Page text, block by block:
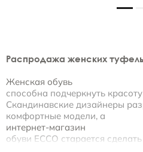
Распродажа женских туфель
Женская обувь
способна подчеркнуть
Скандинавские дизайнеры
комфортные модели, а
интернет-магазин
обуви ECCO старается